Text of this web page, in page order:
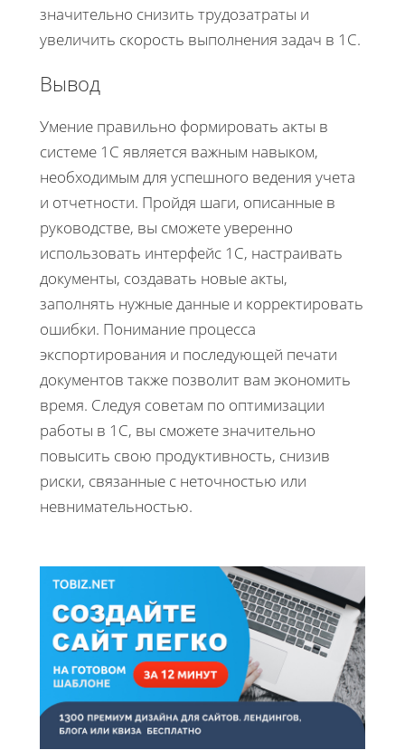
значительно снизить трудозатраты и
увеличить скорость выполнения задач в 1С.
Вывод
Умение правильно формировать акты в
системе 1С является важным навыком,
необходимым для успешного ведения учета
и отчетности. Пройдя шаги, описанные в
руководстве, вы сможете уверенно
использовать интерфейс 1С, настраивать
документы, создавать новые акты,
заполнять нужные данные и корректировать
ошибки. Понимание процесса
экспортирования и последующей печати
документов также позволит вам экономить
время. Следуя советам по оптимизации
работы в 1С, вы сможете значительно
повысить свою продуктивность, снизив
риски, связанные с неточностью или
невнимательностью.